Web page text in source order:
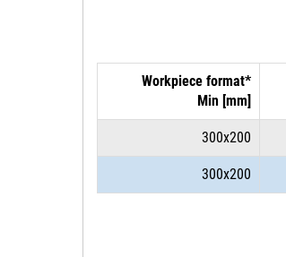
Workpiece format*
Min [mm]
300x200
300x200